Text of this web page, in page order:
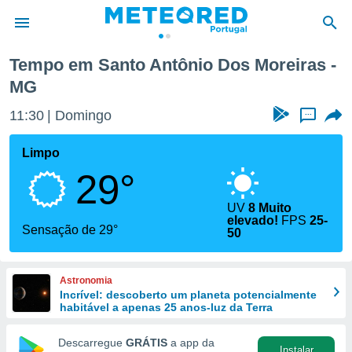
da
foi
para
e
Tempo em Santo Antônio Dos Moreiras -
MG
11:30 Domingo ...
Limpo
29°
Sensação de 29°
UV8 Muito
elevado! FPS25-
50
Astronomia
Incrível: descoberto um planeta potencialmente
habitável a apenas 25 anos-luz da Terra
Descarregue GRÁTIS a app da
Instalar